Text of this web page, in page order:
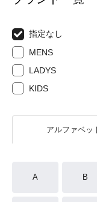
指定なし
MENS
LADYS
KIDS
アルファベッ
A B